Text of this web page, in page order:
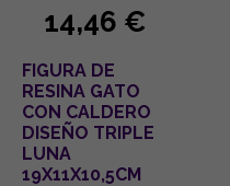
14,46 €
FIGURA DE
RESINA GATO
CON CALDERO
DISEÑO TRIPLE
LUNA
19X11X10,5CM